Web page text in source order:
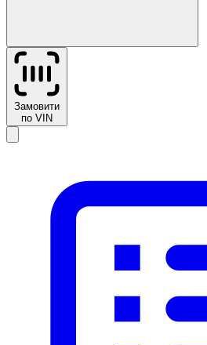
Замовити
по VIN